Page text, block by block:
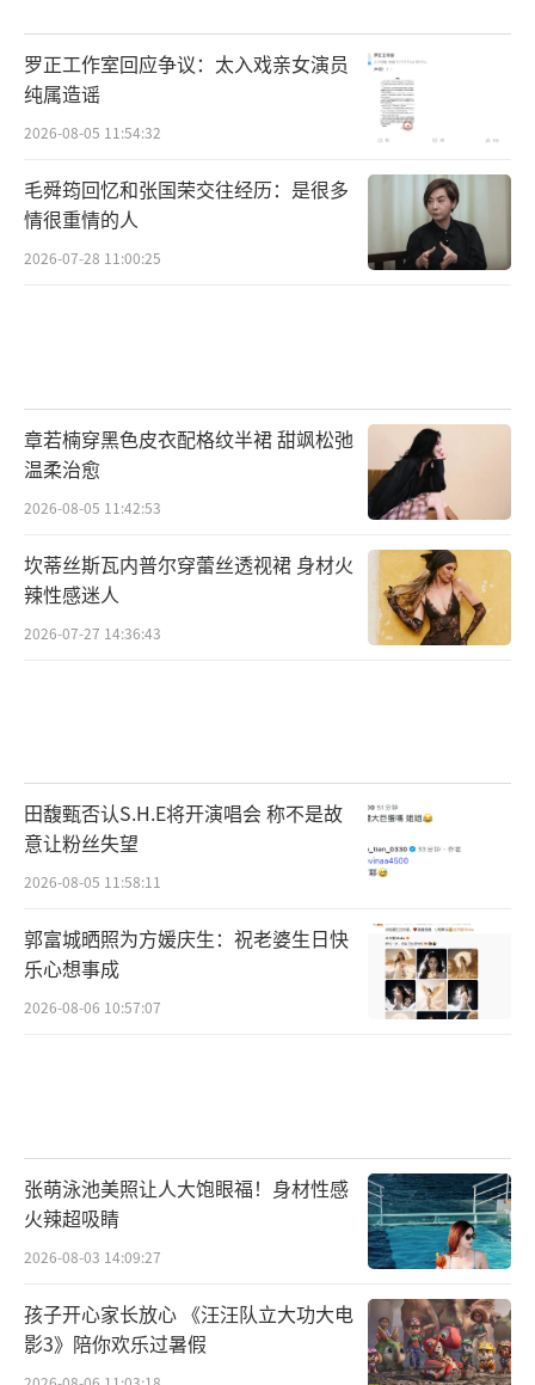
罗正工作室回应争议：太入戏亲女演员
纯属造谣
2026-08-05 11:54:32
毛舜筠回忆和张国荣交往经历：是很多
情很重情的人
2026-07-28 11:00:25
章若楠穿黑色皮衣配格纹半裙 甜飒松弛
温柔治愈
2026-08-05 11:42:53
坎蒂丝斯瓦内普尔穿蕾丝透视裙 身材火
辣性感迷人
2026-07-27 14:36:43
田馥甄否认S.H.E将开演唱会 称不是故
意让粉丝失望
2026-08-05 11:58:11
郭富城晒照为方媛庆生：祝老婆生日快
乐心想事成
2026-08-06 10:57:07
张萌泳池美照让人大饱眼福！身材性感
火辣超吸睛
2026-08-03 14:09:27
孩子开心家长放心 《汪汪队立大功大电
影3》陪你欢乐过暑假